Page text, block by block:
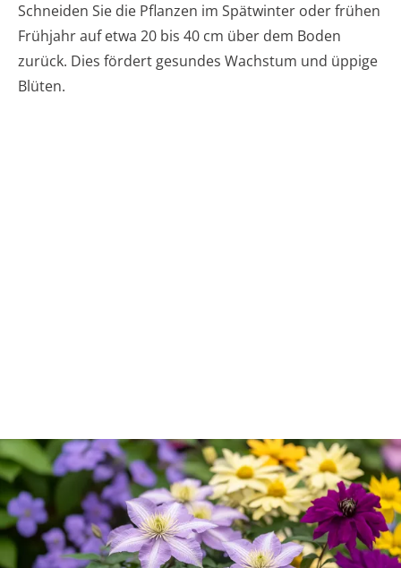
Schneiden Sie die Pflanzen im Spätwinter oder frühen
Frühjahr auf etwa 20 bis 40 cm über dem Boden
zurück. Dies fördert gesundes Wachstum und üppige
Blüten.